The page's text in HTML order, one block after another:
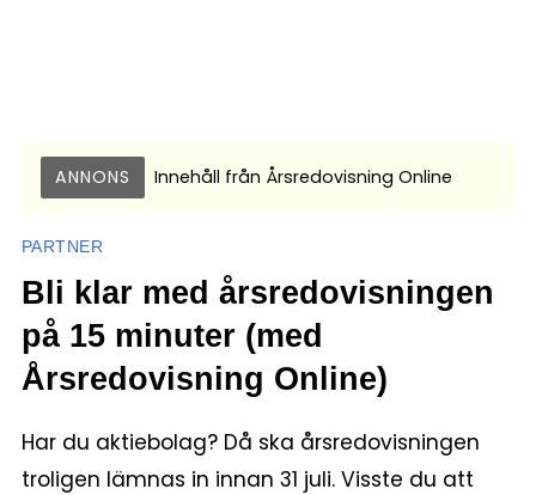
ANNONS Innehåll från Årsredovisning Online
PARTNER
Bli klar med årsredovisningen
på 15 minuter (med
Årsredovisning Online)
Har du aktiebolag? Då ska årsredovisningen
troligen lämnas in innan 31 juli. Visste du att